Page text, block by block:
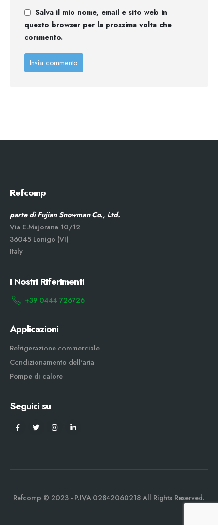
Salva il mio nome, email e sito web in
questo browser per la prossima volta che
commento.
Refcomp
parte di Fujian Snowman Co., Ltd.
Via E.Majorana 10/12
36045 Lonigo (VI)
Italy
I Nostri Riferimenti
+39 0444 726726
Applicazioni
Refrigerazione commerciale
Condizionamento dell'aria
Pompe di calore
Seguici su
Refcomp © 2023 - P.IVA 02842060218 All Rights Reserved.